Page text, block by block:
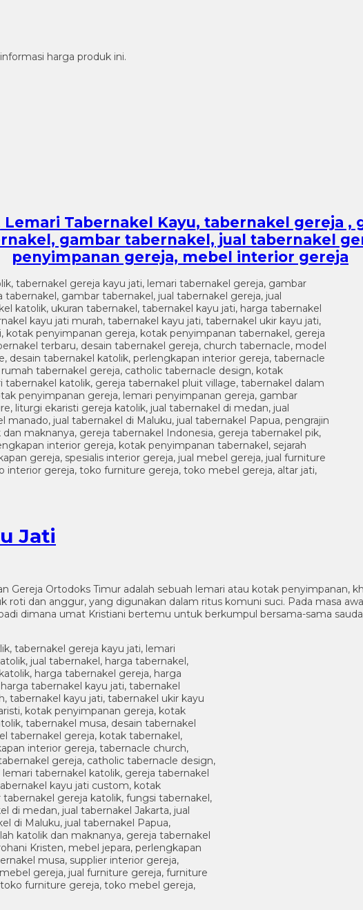
harga produk ini.
Tabernakel Kayu, tabernakel gereja ,
gambar tabernakel, jual tabernakel
penyimpanan gereja, mebel interior gereja
Jati
Gereja Ortodoks Timur adalah sebuah lemari atau kotak penyimpanan,
roti dan anggur, yang digunakan dalam ritus komuni suci. Pada masa
dimana umat Kristiani bertemu untuk berkumpul bersama-sama